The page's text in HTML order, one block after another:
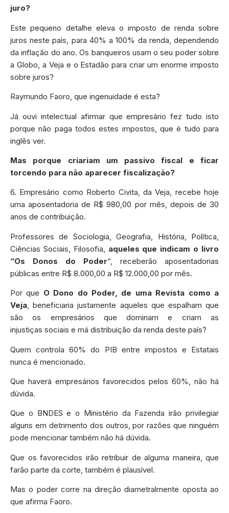
juro?
Este pequeno detalhe eleva o imposto de renda sobre
juros neste país, para 40% a 100% da renda, dependendo
da inflação do ano. Os banqueiros usam o seu poder sobre
a Globo, a Veja e o Estadão para criar um enorme imposto
sobre juros?
Raymundo Faoro, que ingenuidade é esta?
Já ouvi intelectual afirmar que empresário fez tudo isto
porque não paga todos estes impostos, que é tudo para
inglês ver.
Mas porque criariam um passivo fiscal e ficar
torcendo para não aparecer fiscalização?
6. Empresário como Roberto Civita, da Veja, recebe hoje
uma aposentadoria de R$ 980,00 por mês, depois de 30
anos de contribuição.
Professores de Sociologia, Geografia, História, Política,
Ciências Sociais, Filosofia, aqueles que indicam o livro
“Os Donos do Poder“, receberão aposentadorias
públicas entre R$ 8.000,00 a R$ 12.000,00 por mês.
Por que O Dono do Poder, de uma Revista como a
Veja, beneficiaria justamente aqueles que espalham que
são os empresários que dominam e criam as
injustiças sociais e má distribuição da renda deste país?
Quem controla 60% do PIB entre impostos e Estatais
nunca é mencionado.
Que haverá empresários favorecidos pelos 60%, não há
dúvida.
Que o BNDES e o Ministério da Fazenda irão privilegiar
alguns em detrimento dos outros, por razões que ninguém
pode mencionar também não há dúvida.
Que os favorecidos irão retribuir de alguma maneira, que
farão parte da corte, também é plausível.
Mas o poder corre na direção diametralmente oposta ao
que afirma Faoro.